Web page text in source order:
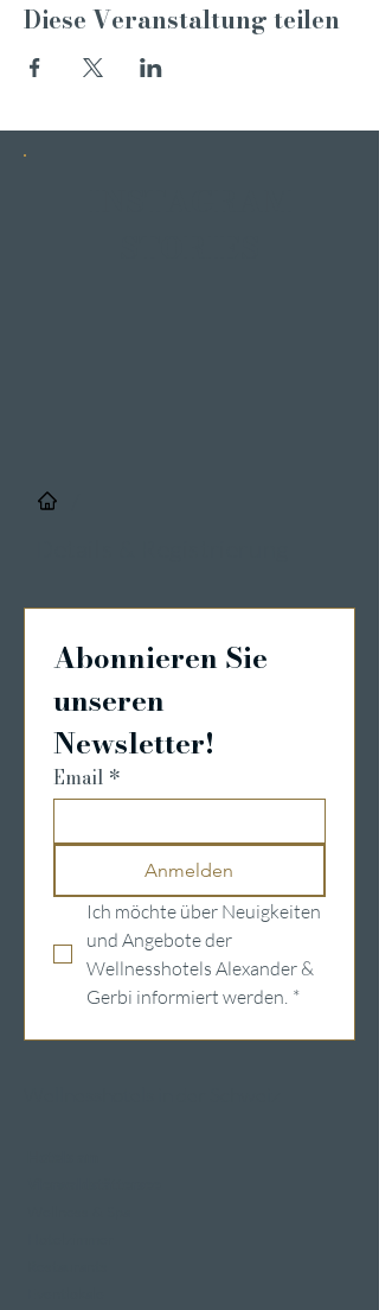
Diese Veranstaltung teilen
Abonnieren Sie
unseren
Newsletter!
Email *
Anmelden
Ich möchte über Neuigkeiten
und Angebote der
Wellnesshotels Alexander &
Gerbi informiert werden. *